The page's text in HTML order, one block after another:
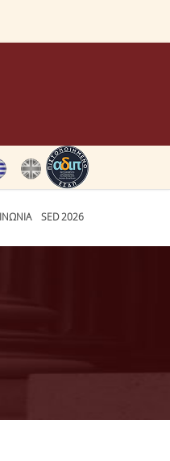
SED 2026